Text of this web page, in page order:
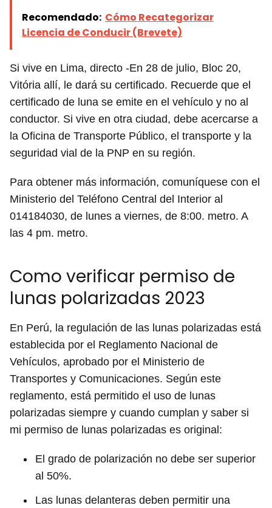
Recomendado: Cómo Recategorizar
Licencia de Conducir (Brevete)
Si vive en Lima, directo -En 28 de julio, Bloc 20,
Vitória allí, le dará su certificado. Recuerde que el
certificado de luna se emite en el vehículo y no al
conductor. Si vive en otra ciudad, debe acercarse a
la Oficina de Transporte Público, el transporte y la
seguridad vial de la PNP en su región.
Para obtener más información, comuníquese con el
Ministerio del Teléfono Central del Interior al
014184030, de lunes a viernes, de 8:00. metro. A
las 4 pm. metro.
Como verificar permiso de
lunas polarizadas 2023
En Perú, la regulación de las lunas polarizadas está
establecida por el Reglamento Nacional de
Vehículos, aprobado por el Ministerio de
Transportes y Comunicaciones. Según este
reglamento, está permitido el uso de lunas
polarizadas siempre y cuando cumplan y saber si
mi permiso de lunas polarizadas es original:
El grado de polarización no debe ser superior
al 50%.
Las lunas delanteras deben permitir una